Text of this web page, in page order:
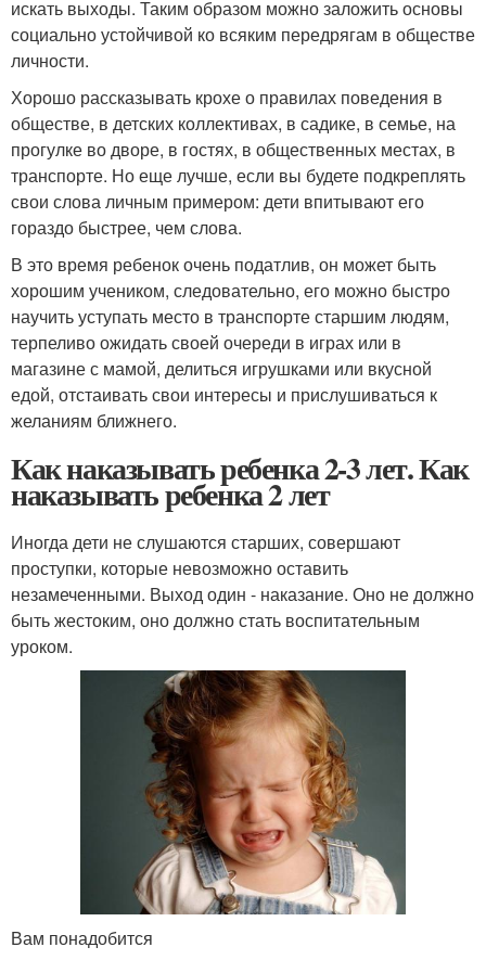
искать выходы. Таким образом можно заложить основы
социально устойчивой ко всяким передрягам в обществе
личности.
Хорошо рассказывать крохе о правилах поведения в
обществе, в детских коллективах, в садике, в семье, на
прогулке во дворе, в гостях, в общественных местах, в
транспорте. Но еще лучше, если вы будете подкреплять
свои слова личным примером: дети впитывают его
гораздо быстрее, чем слова.
В это время ребенок очень податлив, он может быть
хорошим учеником, следовательно, его можно быстро
научить уступать место в транспорте старшим людям,
терпеливо ожидать своей очереди в играх или в
магазине с мамой, делиться игрушками или вкусной
едой, отстаивать свои интересы и прислушиваться к
желаниям ближнего.
Как наказывать ребенка 2-3 лет. Как
наказывать ребенка 2 лет
Иногда дети не слушаются старших, совершают
проступки, которые невозможно оставить
незамеченными. Выход один - наказание. Оно не должно
быть жестоким, оно должно стать воспитательным
уроком.
Вам понадобится